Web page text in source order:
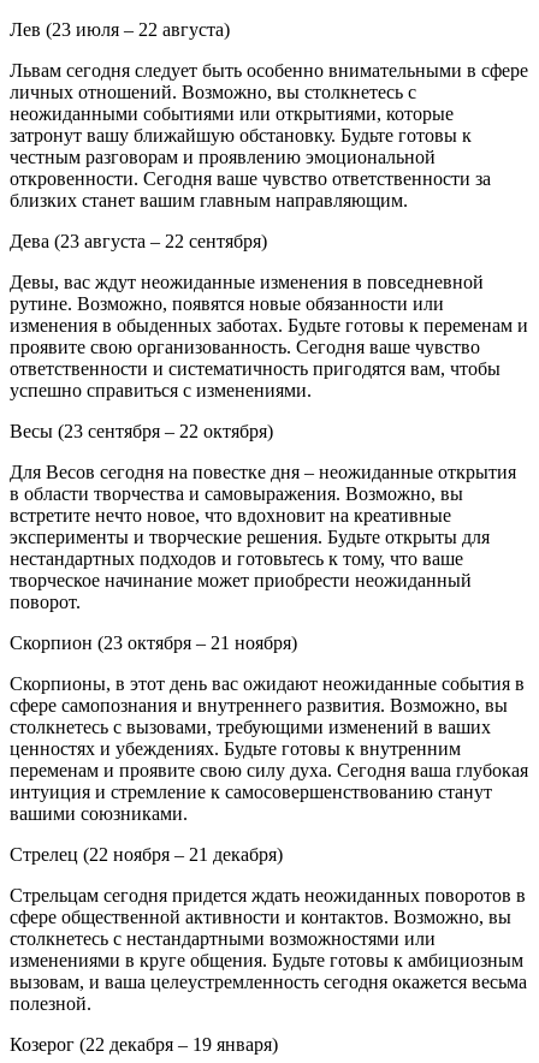
Лев (23 июля – 22 августа)
Львам сегодня следует быть особенно внимательными в сфере
личных отношений. Возможно, вы столкнетесь с
неожиданными событиями или открытиями, которые
затронут вашу ближайшую обстановку. Будьте готовы к
честным разговорам и проявлению эмоциональной
откровенности. Сегодня ваше чувство ответственности за
близких станет вашим главным направляющим.
Дева (23 августа – 22 сентября)
Девы, вас ждут неожиданные изменения в повседневной
рутине. Возможно, появятся новые обязанности или
изменения в обыденных заботах. Будьте готовы к переменам и
проявите свою организованность. Сегодня ваше чувство
ответственности и систематичность пригодятся вам, чтобы
успешно справиться с изменениями.
Весы (23 сентября – 22 октября)
Для Весов сегодня на повестке дня – неожиданные открытия
в области творчества и самовыражения. Возможно, вы
встретите нечто новое, что вдохновит на креативные
эксперименты и творческие решения. Будьте открыты для
нестандартных подходов и готовьтесь к тому, что ваше
творческое начинание может приобрести неожиданный
поворот.
Скорпион (23 октября – 21 ноября)
Скорпионы, в этот день вас ожидают неожиданные события в
сфере самопознания и внутреннего развития. Возможно, вы
столкнетесь с вызовами, требующими изменений в ваших
ценностях и убеждениях. Будьте готовы к внутренним
переменам и проявите свою силу духа. Сегодня ваша глубокая
интуиция и стремление к самосовершенствованию станут
вашими союзниками.
Стрелец (22 ноября – 21 декабря)
Стрельцам сегодня придется ждать неожиданных поворотов в
сфере общественной активности и контактов. Возможно, вы
столкнетесь с нестандартными возможностями или
изменениями в круге общения. Будьте готовы к амбициозным
вызовам, и ваша целеустремленность сегодня окажется весьма
полезной.
Козерог (22 декабря – 19 января)